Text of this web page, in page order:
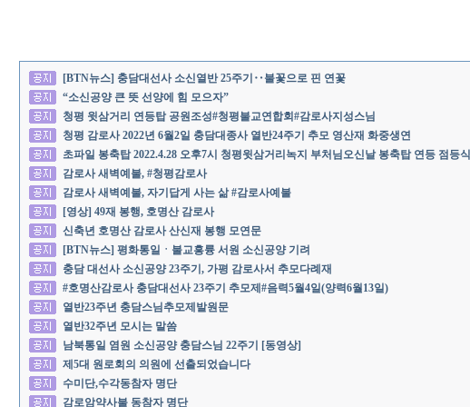
[BTN뉴스] 충담대선사 소신열반 25주기‥불꽃으로 핀 연꽃
“소신공양 큰 뜻 선양에 힘 모으자”
청평 윗삼거리 연등탑 공원조성#청평불교연합회#감로사지성스님
청평 감로사 2022년 6월2일 충담대종사 열반24주기 추모 영산재 화중생연
초파일 봉축탑 2022.4.28 오후7시 청평윗삼거리녹지 부처님오신날 봉축탑 연등 점등식
감로사 새벽예불, #청평감로사
감로사 새벽예불, 자기답게 사는 삶 #감로사예불
[영상] 49재 봉행, 호명산 감로사
신축년 호명산 감로사 산신재 봉행 모연문
[BTN뉴스] 평화통일ㆍ불교흥륭 서원 소신공양 기려
충담 대선사 소신공양 23주기, 가평 감로사서 추모다례재
#호명산감로사 충담대선사 23주기 추모제#음력5월4일(양력6월13일)
열반23주년 충담스님추모제발원문
열반32주년 모시는 말씀
남북통일 염원 소신공양 충담스님 22주기 [동영상]
제5대 원로회의 의원에 선출되었습니다
수미단,수각동참자 명단
감로암약사불 동참자 명단